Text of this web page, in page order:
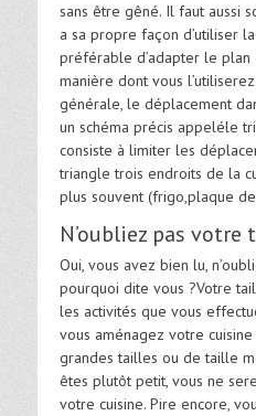
sans être gêné. Il faut aussi
a sa propre façon d’utiliser
préférable d’adapter le
manière dont vous
générale, le déplacement
un schéma précis appeléle
consiste à limiter les
triangle trois endroits de la
plus souvent (frigo,plaque
N’oubliez pas votre
Oui, vous avez bien lu,
pourquoi dite vous ?Votre
les activités que vous
vous aménagez votre
grandes tailles ou de taille
êtes plutôt petit, vous ne
votre cuisine. Pire encore,